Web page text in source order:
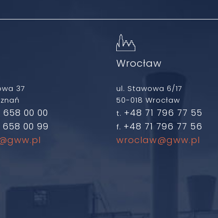
37
00 00
00 99
Wrocław
ul. Stawowa 6/17
50-018 Wrocław
t. +48 71 796 77 55
f. +48 71 796 77 56
wroclaw@gww.pl